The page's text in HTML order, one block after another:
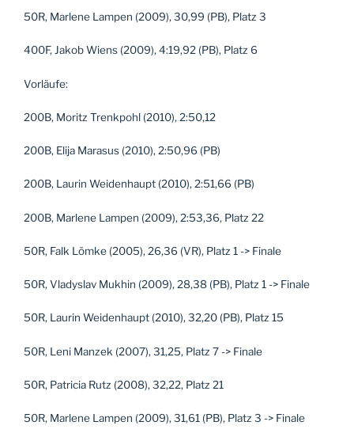
50R, Marlene Lampen (2009), 30,99 (PB), Platz 3
400F, Jakob Wiens (2009), 4:19,92 (PB), Platz 6
Vorläufe:
200B, Moritz Trenkpohl (2010), 2:50,12
200B, Elija Marasus (2010), 2:50,96 (PB)
200B, Laurin Weidenhaupt (2010), 2:51,66 (PB)
200B, Marlene Lampen (2009), 2:53,36, Platz 22
50R, Falk Lömke (2005), 26,36 (VR), Platz 1 -> Finale
50R, Vladyslav Mukhin (2009), 28,38 (PB), Platz 1 -> Finale
50R, Laurin Weidenhaupt (2010), 32,20 (PB), Platz 15
50R, Leni Manzek (2007), 31,25, Platz 7 -> Finale
50R, Patricia Rutz (2008), 32,22, Platz 21
50R, Marlene Lampen (2009), 31,61 (PB), Platz 3 -> Finale